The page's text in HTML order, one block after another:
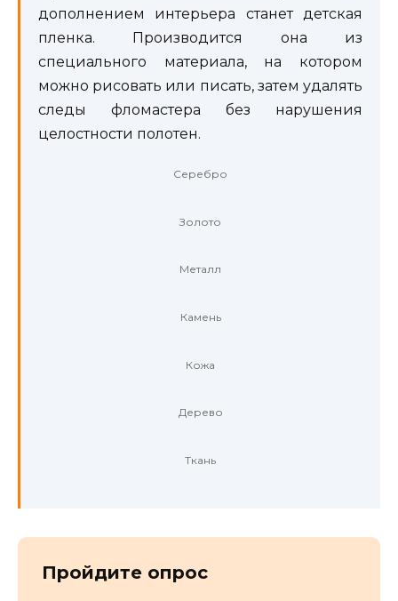
дополнением интерьера станет детская
пленка. Производится она из
специального материала, на котором
можно рисовать или писать, затем удалять
следы фломастера без нарушения
целостности полотен.
Серебро
Золото
Металл
Камень
Кожа
Дерево
Ткань
Пройдите опрос